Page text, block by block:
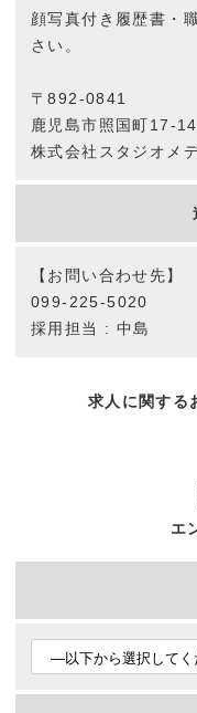
顔写真付き履歴書・
さい。
〒892-0841
鹿児島市照国町17-14
株式会社スタジオメ
【お問い合わせ先】
099-225-5020
採用担当 : 中島
求人に関する
エ